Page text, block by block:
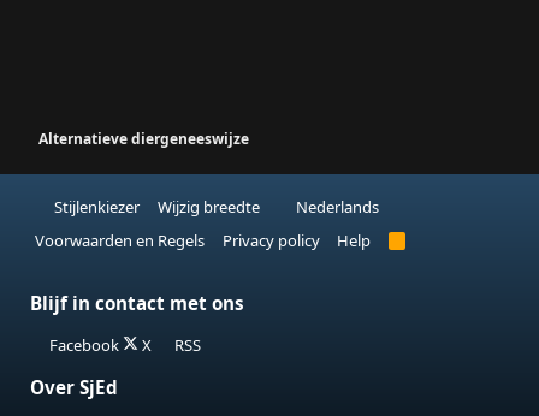
Alternatieve diergeneeswijze
Stijlenkiezer Wijzig breedte
Nederlands
Voorwaarden en Regels
Privacy policy Help
R
Blijf in contact met ons
Facebook X RSS
Over SjEd